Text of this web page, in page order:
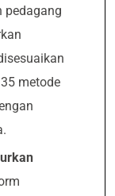
pedagang
metode